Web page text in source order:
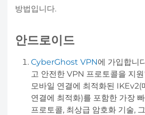
방법입니다.
안드로이드
CyberGhost VPN에 가입합니
고 안전한 VPN 프로토콜을 지
모바일 연결에 최적화된 IKEv2(
연결에 최적화)를 포함한 가장
프로토콜, 최상급 암호화 기술,